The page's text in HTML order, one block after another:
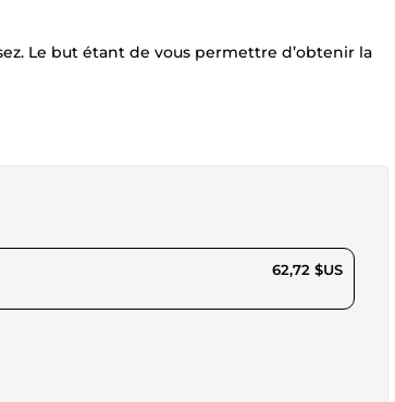
Le but étant de vous permettre d’obtenir la
62,72 $US